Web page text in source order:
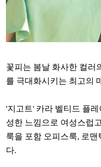
꽃피는 봄날 화사한 컬러
를 극대화시키는 최고의
'지고트' 카라 벨티드 플
성한 느낌으로 여성스럽
룩을 포함 오피스룩, 로맨
다.